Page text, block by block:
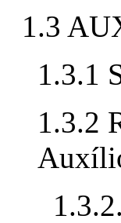
1.3
1.3.1
1.3.2